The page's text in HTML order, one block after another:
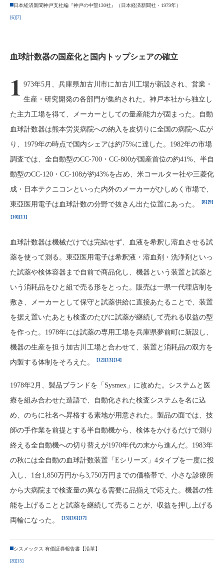
日本経済新聞神戸支社編『神戸の中堅130社』（日本経済新聞社・1979年）
[6][7]
血球計数器の国産化と国内トップシェアの確立
1 973年5月、兵庫県加古川市に加古川工場が新設され、営業・
生産・研究開発の各部門が集約された。神戸本社から独立し
た主力工場を得て、メーカーとしての量産能力が固まった。自動
血球計数器は熊本労災病院への納入を皮切りに全国の病院へ広が
り、1979年の時点で国内シェアは約75%に達した。1982年の市場
調査では、全自動型のCC-700・CC-800が国産首位の約41%、半自
動型のCC-120・CC-108が約43%を占め、米コールター社や三菱化
成・日本テクニコンといった内外のメーカーがひしめく市場で、
東亞医用電子は血球計数の分野で抜きん出た位置にあった。
[8] [9]
[10] [11]
血球計数器は機械だけでは完結せず、血液を希釈し溶血させる試
薬を使って測る。東亞医用電子は希釈液・溶血剤・洗浄剤といっ
た試薬や検体容器まで自前で商品化し、機器という装置と試薬と
いう消耗品をひと組で売る形をとった。販売は一県一代理店制を
敷き、メーカーとして保守と試薬供給に直接あたることで、装置
を据え置いたあとも検査のたびに試薬が継続して売れる収益の型
を作った。1978年には試薬の専用工場を兵庫県夢前町に新設し、
機器の生産を担う加古川工場と合わせて、装置と消耗品の双方を
内製する体制をそろえた。
[12] [13] [14]
1978年2月、製品ブランドを「Sysmex」に改めた。システムと医
療を組み合わせた造語で、自動化された検査システムを名に込
め、のちに社名へ昇格する素地が用意された。製品の面では、技
師の手作業を前提とする半自動機から、検体をかけるだけで測り
終える全自動機への切り替えが1970年代の末から進んだ。1983年
の秋には全自動の血球計数装置「Eシリーズ」4タイプを一度に投
入し、1台1,850万円から3,750万円までの価格帯で、小さな診療所
から大病院まで検査量の異なる需要に品揃えで応えた。機器の性
能を上げることと試薬を継続して売ることが、収益を押し上げる
両輪になった。
[15] [16] [17]
シスメックス 有価証券報告書【沿革】
[8][15]